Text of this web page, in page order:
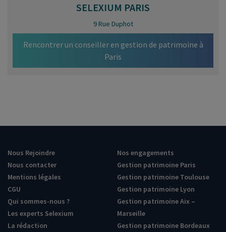
SELEXIUM PARIS
9 Rue Duphot
Rencontrer un conseiller en gestion de patrimoine à
Paris
Nous Rejoindre
Nous contacter
Mentions légales
CGU
Qui sommes-nous ?
Les experts Selexium
La rédaction
Nos engagements
Gestion patrimoine Paris
Gestion patrimoine Toulouse
Gestion patrimoine Lyon
Gestion patrimoine Aix –
Marseille
Gestion patrimoine Bordeaux